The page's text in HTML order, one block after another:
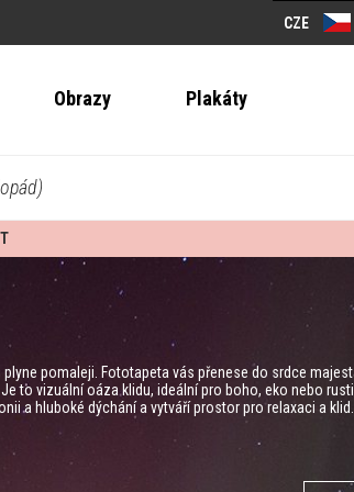
CZE
Obrazy Plakáty
plyne pomaleji. Fototapeta vás přenese do srdce
to vizuální oáza klidu, ideální pro boho, eko nebo
a hluboké dýchání a vytváří prostor pro relaxaci a klid.